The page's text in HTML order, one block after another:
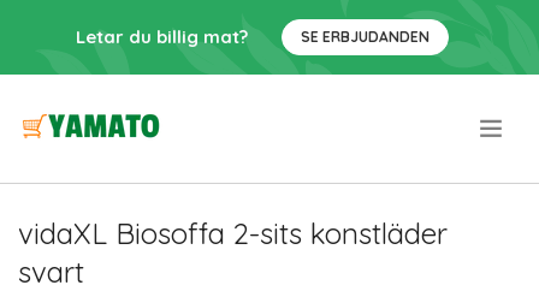
Letar du billig mat? SE ERBJUDANDEN
vidaXL Biosoffa 2-sits konstläder
svart